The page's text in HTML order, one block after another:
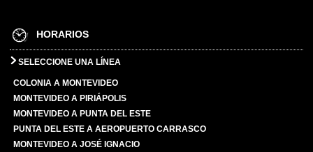
HORARIOS
SELECCIONE UNA LÍNEA
COLONIA A MONTEVIDEO
MONTEVIDEO A PIRIÁPOLIS
MONTEVIDEO A PUNTA DEL ESTE
PUNTA DEL ESTE A AEROPUERTO CARRASCO
MONTEVIDEO A JOSÉ IGNACIO